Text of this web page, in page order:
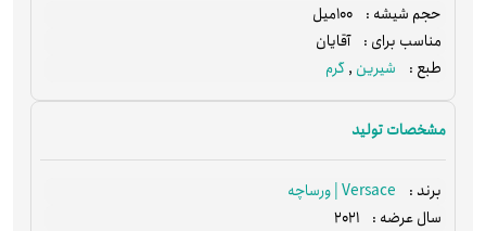
حجم شیشه : 100میل
مناسب برای : آقایان
طبع :
شیرین , گرم
مشخصات تولید
برند :
Versace | ورساچه
سال عرضه : 2021